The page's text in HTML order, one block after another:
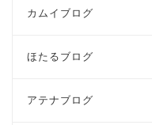
カムイブログ
ほたるブログ
アテナブログ